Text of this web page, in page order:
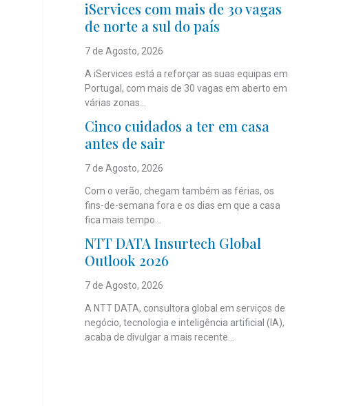
iServices com mais de 30 vagas
de norte a sul do país
7 de Agosto, 2026
A iServices está a reforçar as suas equipas em
Portugal, com mais de 30 vagas em aberto em
várias zonas...
Cinco cuidados a ter em casa
antes de sair
7 de Agosto, 2026
Com o verão, chegam também as férias, os
fins-de-semana fora e os dias em que a casa
fica mais tempo...
NTT DATA Insurtech Global
Outlook 2026
7 de Agosto, 2026
A NTT DATA, consultora global em serviços de
negócio, tecnologia e inteligência artificial (IA),
acaba de divulgar a mais recente...